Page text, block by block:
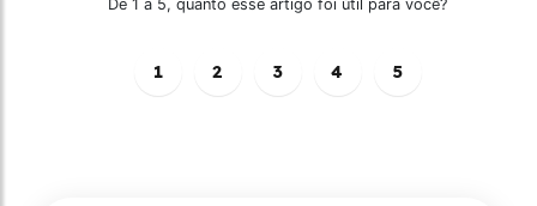
De 1 a 5, quanto esse artigo foi útil para você?
1 2 3 4 5